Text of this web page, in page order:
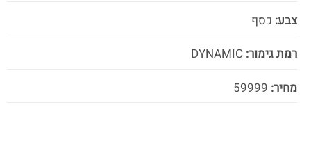
צבע: כסף
רמת גימור:
מחיר: